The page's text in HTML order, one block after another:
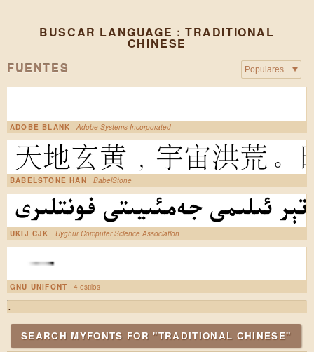
BUSCAR LANGUAGE : TRADITIONAL
CHINESE
FUENTES
ADOBE BLANK Adobe Systems Incorporated
BABELSTONE HAN BabelStone
UKIJ CJK Uyghur Computer Science Association
GNU UNIFONT 4 estilos
.
SEARCH MYFONTS FOR "TRADITIONAL CHINESE"